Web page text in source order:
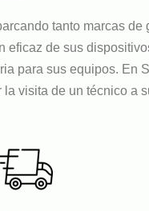
tanto marcas de
de sus
para sus equipos. En
visita de un técnico a